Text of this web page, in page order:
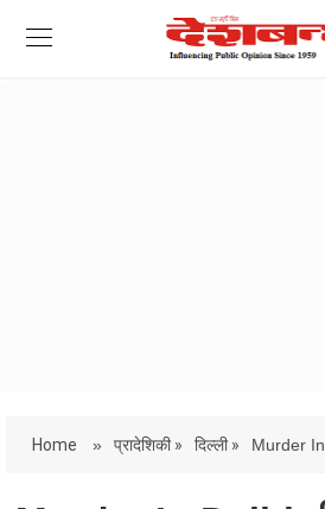
Home » प्रादेशिकी » दिल्ली » Murder In